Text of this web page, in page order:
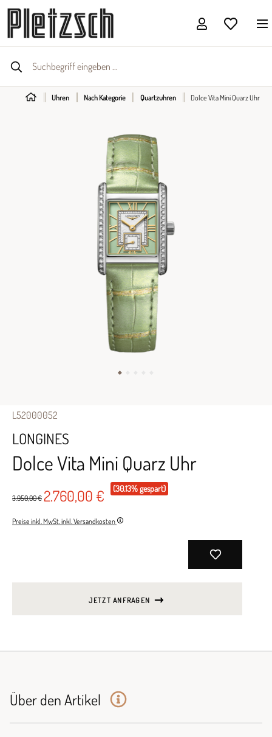
Uhren Nach Kategorie Quartzuhren Dolce Vita Mini Quarz Uhr
L52000052
LONGINES
Dolce Vita Mini Quarz Uhr
3.950,00 € 2.760,00 € (30.13% gespart)
Preise inkl. MwSt. inkl. Versandkosten
JETZT ANFRAGEN
Über den Artikel